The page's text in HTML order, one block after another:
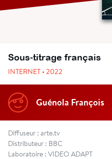
Sous-titrage français
INTERNET • 2022
Guénola François
Diffuseur : arte.tv
Distributeur : BBC
Laboratoire : VIDEO ADAPT